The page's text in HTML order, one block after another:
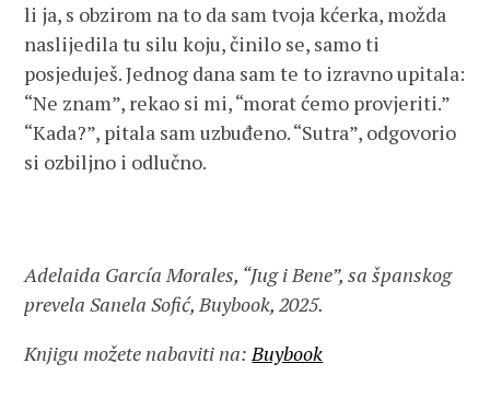
li ja, s obzirom na to da sam tvoja kćerka, možda
naslijedila tu silu koju, činilo se, samo ti
posjeduješ. Jednog dana sam te to izravno upitala:
“Ne znam”, rekao si mi, “morat ćemo provjeriti.”
“Kada?”, pitala sam uzbuđeno. “Sutra”, odgovorio
si ozbiljno i odlučno.
Adelaida García Morales, “Jug i Bene”, sa španskog
prevela Sanela Sofić, Buybook, 2025.
Knjigu možete nabaviti na:Buybook